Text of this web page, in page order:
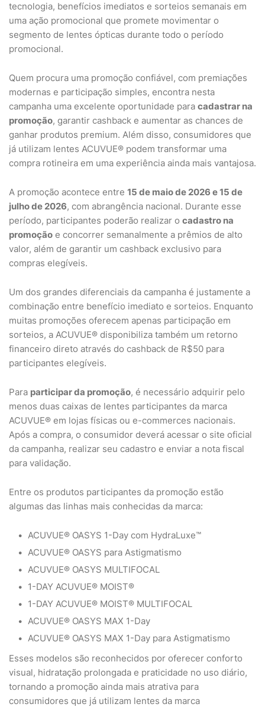
tecnologia, benefícios imediatos e sorteios semanais em
uma ação promocional que promete movimentar o
segmento de lentes ópticas durante todo o período
promocional.
Quem procura uma promoção confiável, com premiações
modernas e participação simples, encontra nesta
campanha uma excelente oportunidade para cadastrar na
promoção, garantir cashback e aumentar as chances de
ganhar produtos premium. Além disso, consumidores que
já utilizam lentes ACUVUE® podem transformar uma
compra rotineira em uma experiência ainda mais vantajosa.
A promoção acontece entre 15 de maio de 2026 e 15 de
julho de 2026, com abrangência nacional. Durante esse
período, participantes poderão realizar o cadastro na
promoção e concorrer semanalmente a prêmios de alto
valor, além de garantir um cashback exclusivo para
compras elegíveis.
Um dos grandes diferenciais da campanha é justamente a
combinação entre benefício imediato e sorteios. Enquanto
muitas promoções oferecem apenas participação em
sorteios, a ACUVUE® disponibiliza também um retorno
financeiro direto através do cashback de R$50 para
participantes elegíveis.
Para participar da promoção, é necessário adquirir pelo
menos duas caixas de lentes participantes da marca
ACUVUE® em lojas físicas ou e-commerces nacionais.
Após a compra, o consumidor deverá acessar o site oficial
da campanha, realizar seu cadastro e enviar a nota fiscal
para validação.
Entre os produtos participantes da promoção estão
algumas das linhas mais conhecidas da marca:
ACUVUE® OASYS 1-Day com HydraLuxe™
ACUVUE® OASYS para Astigmatismo
ACUVUE® OASYS MULTIFOCAL
1-DAY ACUVUE® MOIST®
1-DAY ACUVUE® MOIST® MULTIFOCAL
ACUVUE® OASYS MAX 1-Day
ACUVUE® OASYS MAX 1-Day para Astigmatismo
Esses modelos são reconhecidos por oferecer conforto
visual, hidratação prolongada e praticidade no uso diário,
tornando a promoção ainda mais atrativa para
consumidores que já utilizam lentes da marca